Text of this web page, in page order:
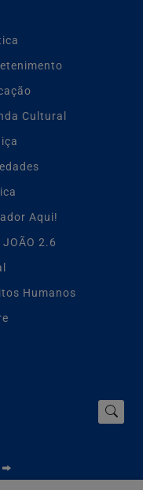
Cultural
Aqui!
JOÃO 2.6
Humanos